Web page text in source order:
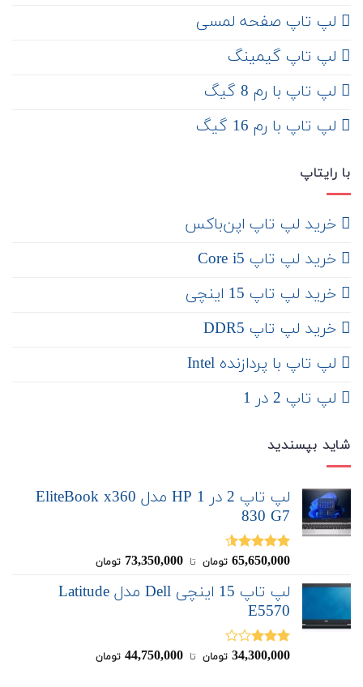
لپ تاپ صفحه لمسی
لپ تاپ گیمینگ
لپ تاپ با رم 8 گیگ
لپ تاپ با رم 16 گیگ
با رایتاپ
‌ خرید لپ تاپ اپن‌باکس
خرید لپ تاپ Core i5
‌‌ خرید لپ تاپ 15 اینچی
خرید لپ تاپ DDR5
لپ تاپ با پردازنده Intel
لپ تاپ 2 در 1
شاید بپسندید
لپ تاپ 2 در 1 HP مدل EliteBook x360
830 G7
نمره4.50
65,650,000 تومان ‌ تا ‌ 73,350,000 تومان
لپ تاپ 15 اینچی Dell مدل Latitude
E5570
نمره
34,300,000 تومان ‌ تا ‌ 44,750,000 تومان